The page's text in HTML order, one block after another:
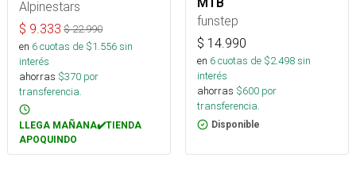
Alpinestars
$ 9.333 $22.990
en 6cuotas de $1.556sin
interés
ahorras $370 por
transferencia.
LLEGA MAÑANA✔️TIENDA
APOQUINDO
funstep
$ 14.990
en 6cuotas de $2.498sin
interés
ahorras $600 por
transferencia.
Disponible